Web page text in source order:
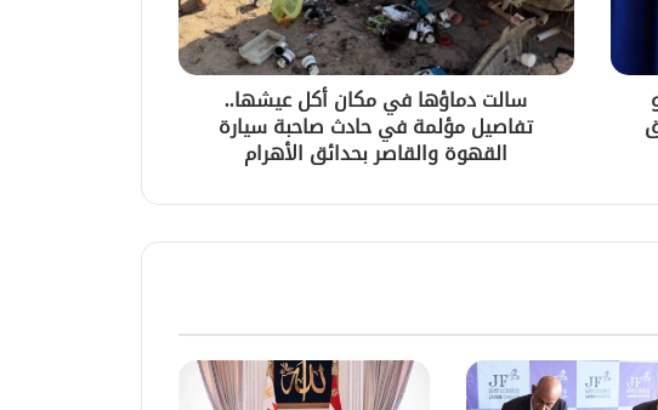
سالت دماؤها في مكان أكل عيشها..
تفاصيل مؤلمة في حادث صاحبة سيارة
القهوة والقاصر بحدائق الأهرام